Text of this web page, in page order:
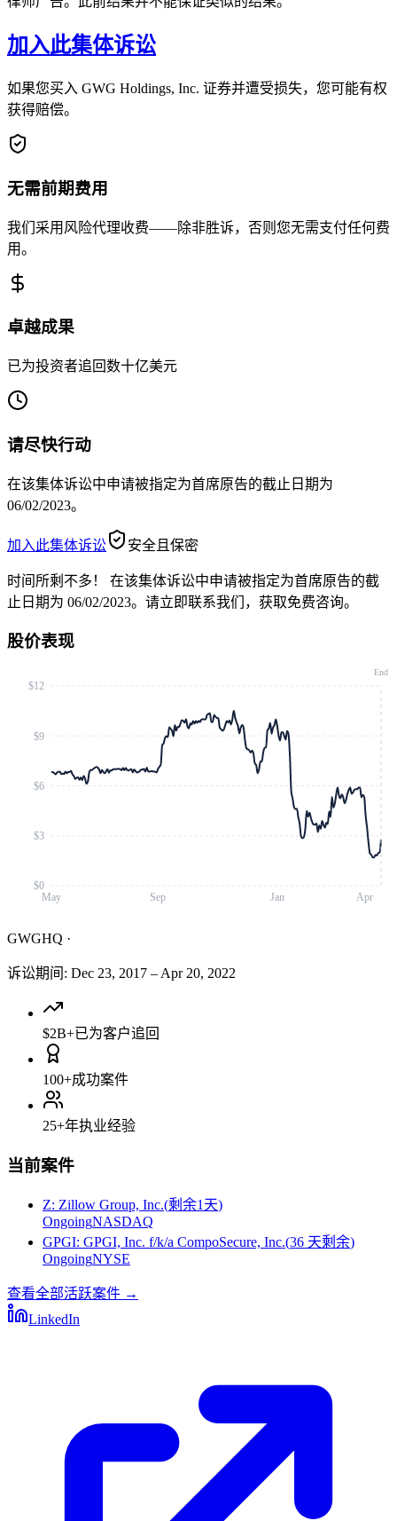
加入此集体诉讼
如果您买入 GWG Holdings, Inc. 证券并遭受损失，您可能有权
获得赔偿。
无需前期费用
我们采用风险代理收费——除非胜诉，否则您无需支付任何费
用。
卓越成果
已为投资者追回数十亿美元
请尽快行动
在该集体诉讼中申请被指定为首席原告的截止日期为
06/02/2023。
加入此集体诉讼 安全且保密
时间所剩不多！
在该集体诉讼中申请被指定为首席原告的截
止日期为 06/02/2023。请立即联系我们，获取免费咨询。
股价表现
May Sep Jan Apr
$0
$3
$6
$9
$12
End
GWGHQ ·
诉讼期间 : Dec 23, 2017 – Apr 20, 2022
$2B+已为客户追回
100+成功案件
25+年执业经验
当前案件
Z: Zillow Group, Inc.(剩余1天)
OngoingNASDAQ
GPGI: GPGI, Inc. f/k/a CompoSecure, Inc.(36 天剩余)
OngoingNYSE
查看全部活跃案件 →
LinkedIn